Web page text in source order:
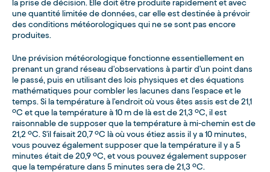
la prise de décision. Elle doit être produite rapidement et avec
une quantité limitée de données, car elle est destinée à prévoir
des conditions météorologiques qui ne se sont pas encore
produites.
Une prévision météorologique fonctionne essentiellement en
prenant un grand réseau d'observations à partir d'un point dans
le passé, puis en utilisant des lois physiques et des équations
mathématiques pour combler les lacunes dans l'espace et le
temps. Si la température à l'endroit où vous êtes assis est de 21,1
ºC et que la température à 10 m de là est de 21,3 ºC, il est
raisonnable de supposer que la température à mi-chemin est de
21,2 ºC. S'il faisait 20,7 ºC là où vous étiez assis il y a 10 minutes,
vous pouvez également supposer que la température il y a 5
minutes était de 20,9 ºC, et vous pouvez également supposer
que la température dans 5 minutes sera de 21,3 ºC.